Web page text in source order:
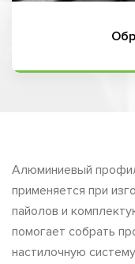
Алюминиевый
применяется при
пайолов и
помогает собрать
настилочную